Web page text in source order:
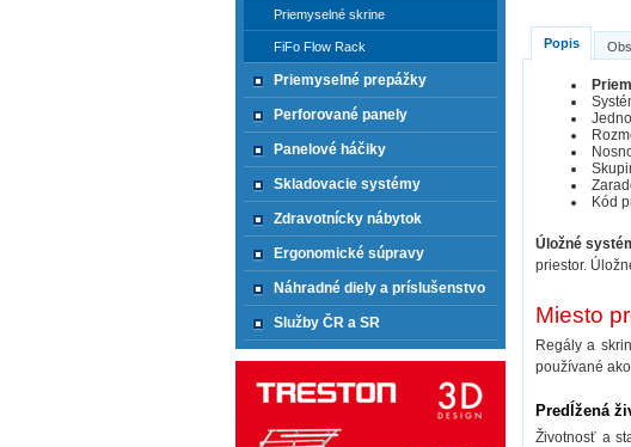
Popis
Kód
Úložné
priestor.
Miesto
Regály a
používané
Predĺžená
Životnosť a
Priemyselné skrine
FiFo Flow Rack
Priemyselné prepážky
Perforované panely
Panelové háčiky
Skladovacie systémy
Zdravotnícky nábytok
Ergonomické súpravy
Náhradné diely a príslušenstvo
Služby ČR a SR